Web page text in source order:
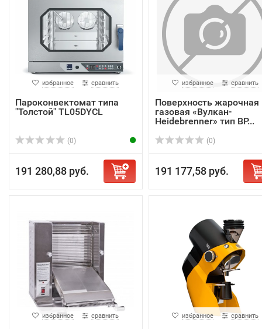
избранное сравнить
Пароконвектомат типа
"Толстой" TL05DYCL
(0)
191 280,88 руб.
избранное сравнить
Поверхность жарочная
газовая «Вулкан-
Heidebrenner» тип BP...
(0)
191 177,58 руб.
избранное сравнить избранное сравнить